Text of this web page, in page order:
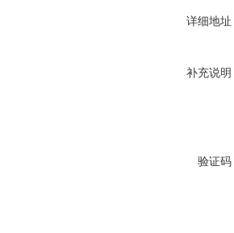
详细地址
补充说明
验证码